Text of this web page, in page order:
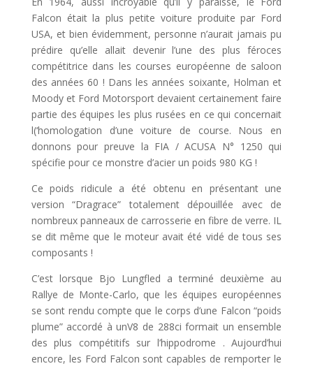
Falcon était la plus petite voiture produite par Ford
USA, et bien évidemment, personne n’aurait jamais pu
prédire qu’elle allait devenir l’une des plus féroces
compétitrice dans les courses européenne de saloon
des années 60 ! Dans les années soixante, Holman et
Moody et Ford Motorsport devaient certainement faire
partie des équipes les plus rusées en ce qui concernait
l(‘homologation d’une voiture de course. Nous en
donnons pour preuve la FIA / ACUSA N° 1250 qui
spécifie pour ce monstre d’acier un poids 980 KG !
Ce poids ridicule a été obtenu en présentant une
version “Dragrace” totalement dépouillée avec de
nombreux panneaux de carrosserie en fibre de verre. IL
se dit même que le moteur avait été vidé de tous ses
composants !
C’est lorsque Bjo Lungfled a terminé deuxième au
Rallye de Monte-Carlo, que les équipes européennes
se sont rendu compte que le corps d’une Falcon “poids
plume” accordé à unV8 de 288ci formait un ensemble
des plus compétitifs sur l’hippodrome . Aujourd’hui
encore, les Ford Falcon sont capables de remporter le